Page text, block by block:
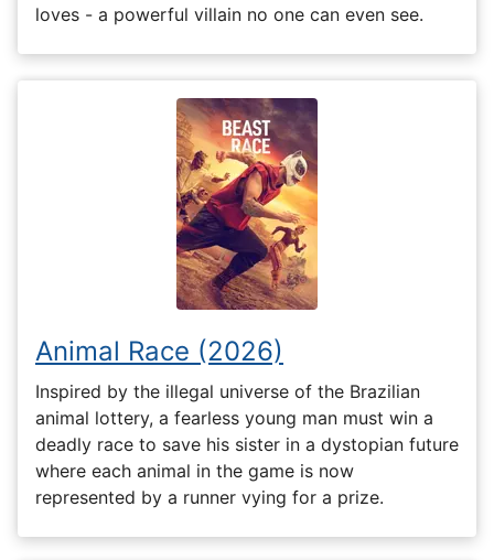
loves - a powerful villain no one can even see.
Animal Race (2026)
Inspired by the illegal universe of the Brazilian
animal lottery, a fearless young man must win a
deadly race to save his sister in a dystopian future
where each animal in the game is now
represented by a runner vying for a prize.